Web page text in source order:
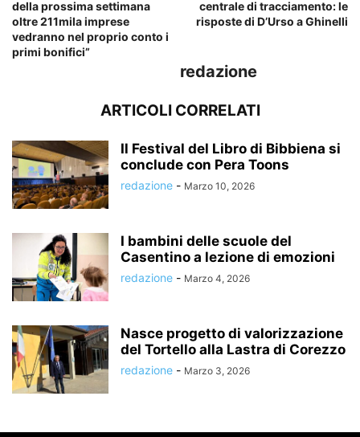
della prossima settimana
oltre 211mila imprese
vedranno nel proprio conto i
primi bonifici”
centrale di tracciamento: le
risposte di D’Urso a Ghinelli
redazione
ARTICOLI CORRELATI
Il Festival del Libro di Bibbiena si
conclude con Pera Toons
redazione - Marzo 10, 2026
I bambini delle scuole del
Casentino a lezione di emozioni
redazione - Marzo 4, 2026
Nasce progetto di valorizzazione
del Tortello alla Lastra di Corezzo
redazione - Marzo 3, 2026